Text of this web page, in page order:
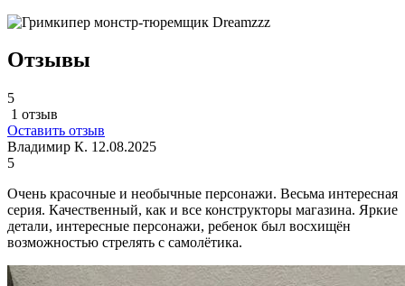
Отзывы
5
1 отзыв
Оставить отзыв
Владимир К. 12.08.2025
5
Очень красочные и необычные персонажи. Весьма интересная
серия. Качественный, как и все конструкторы магазина. Яркие
детали, интересные персонажи, ребенок был восхищён
возможностью стрелять с самолётика.